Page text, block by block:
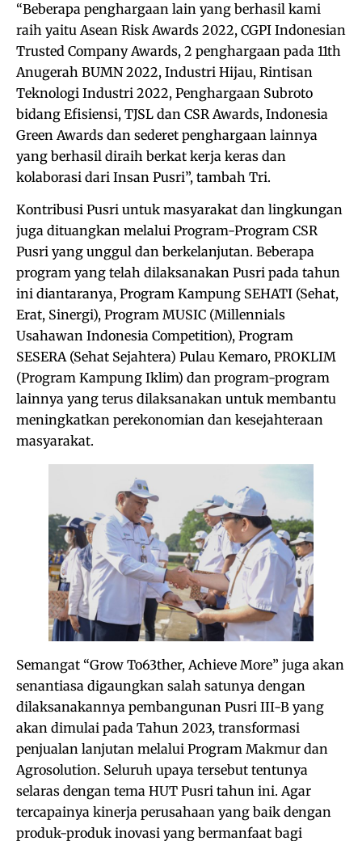
“Beberapa penghargaan lain yang berhasil kami
raih yaitu Asean Risk Awards 2022, CGPI Indonesian
Trusted Company Awards, 2 penghargaan pada 11th
Anugerah BUMN 2022, Industri Hijau, Rintisan
Teknologi Industri 2022, Penghargaan Subroto
bidang Efisiensi, TJSL dan CSR Awards, Indonesia
Green Awards dan sederet penghargaan lainnya
yang berhasil diraih berkat kerja keras dan
kolaborasi dari Insan Pusri”, tambah Tri.
Kontribusi Pusri untuk masyarakat dan lingkungan
juga dituangkan melalui Program-Program CSR
Pusri yang unggul dan berkelanjutan. Beberapa
program yang telah dilaksanakan Pusri pada tahun
ini diantaranya, Program Kampung SEHATI (Sehat,
Erat, Sinergi), Program MUSIC (Millennials
Usahawan Indonesia Competition), Program
SESERA (Sehat Sejahtera) Pulau Kemaro, PROKLIM
(Program Kampung Iklim) dan program-program
lainnya yang terus dilaksanakan untuk membantu
meningkatkan perekonomian dan kesejahteraan
masyarakat.
Semangat “Grow To63ther, Achieve More” juga akan
senantiasa digaungkan salah satunya dengan
dilaksanakannya pembangunan Pusri III-B yang
akan dimulai pada Tahun 2023, transformasi
penjualan lanjutan melalui Program Makmur dan
Agrosolution. Seluruh upaya tersebut tentunya
selaras dengan tema HUT Pusri tahun ini. Agar
tercapainya kinerja perusahaan yang baik dengan
produk-produk inovasi yang bermanfaat bagi